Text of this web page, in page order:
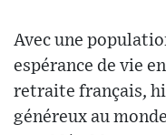
Avec une
espérance de vie
retraite français,
généreux au